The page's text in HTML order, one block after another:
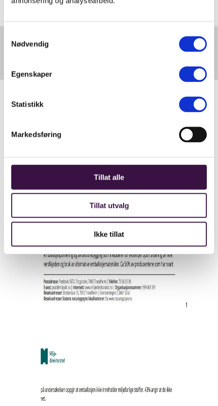
Nødvendig
Egenskaper
Statistikk
Markedsføring
Tillat alle
Tillat utvalg
Ikke tillat
Miljøstipendet tildelt